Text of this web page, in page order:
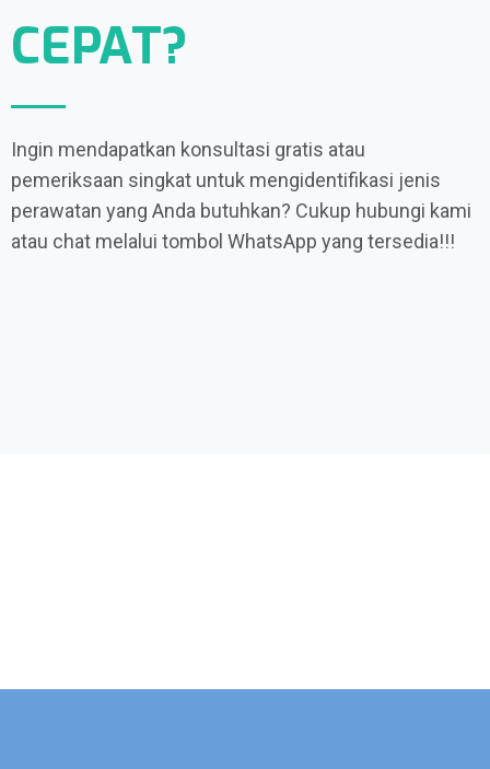
CEPAT?
Ingin mendapatkan konsultasi gratis atau
pemeriksaan singkat untuk mengidentifikasi jenis
perawatan yang Anda butuhkan? Cukup hubungi kami
atau chat melalui tombol WhatsApp yang tersedia!!!